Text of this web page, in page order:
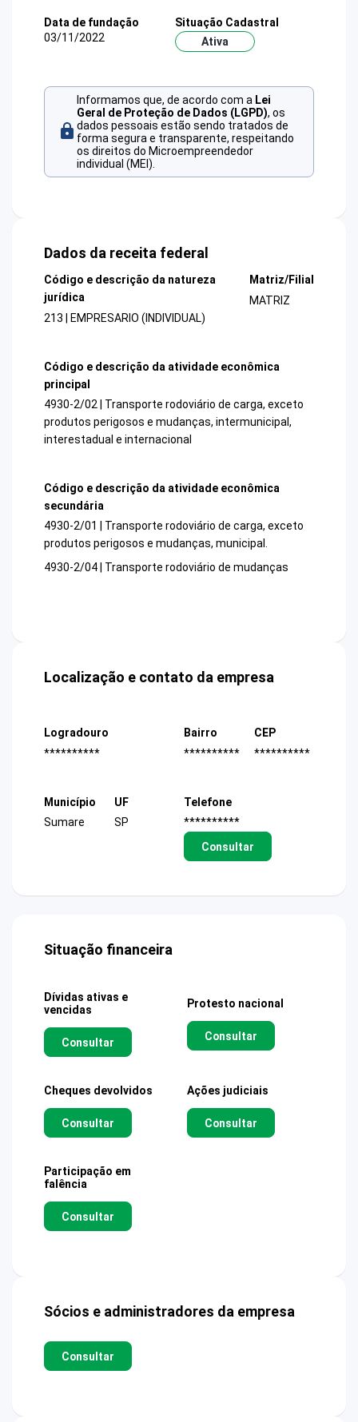
Data de fundação
03/11/2022
Situação Cadastral
Ativa
Informamos que, de acordo com a Lei
Geral de Proteção de Dados (LGPD), os
dados pessoais estão sendo tratados de
forma segura e transparente, respeitando
os direitos do Microempreendedor
individual (MEI).
Dados da receita federal
Código e descrição da natureza
jurídica
213 | EMPRESARIO (INDIVIDUAL)
Matriz/Filial
MATRIZ
Código e descrição da atividade econômica
principal
4930-2/02 | Transporte rodoviário de carga, exceto
produtos perigosos e mudanças, intermunicipal,
interestadual e internacional
Código e descrição da atividade econômica
secundária
4930-2/01 | Transporte rodoviário de carga, exceto
produtos perigosos e mudanças, municipal.
4930-2/04 | Transporte rodoviário de mudanças
Localização e contato da empresa
Logradouro
**********
Bairro
**********
CEP
**********
Município
Sumare
UF
SP
Telefone
**********
Consultar
Situação financeira
Dívidas ativas e
vencidas
Consultar
Protesto nacional
Consultar
Cheques devolvidos
Consultar
Ações judiciais
Consultar
Participação em
falência
Consultar
Sócios e administradores da empresa
Consultar